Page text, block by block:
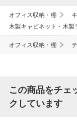
オフィス収納・棚
木製キャビネット・木製
オフィス収納・棚
この商品をチェ
クしています